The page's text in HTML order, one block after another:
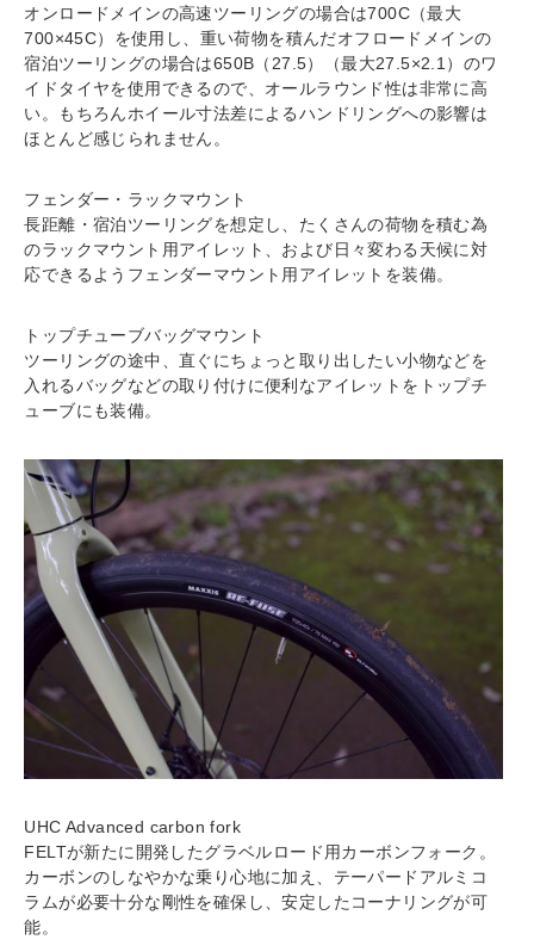
オンロードメインの高速ツーリングの場合は700C（最大
700×45C）を使用し、重い荷物を積んだオフロードメインの
宿泊ツーリングの場合は650B（27.5）（最大27.5×2.1）のワ
イドタイヤを使用できるので、オールラウンド性は非常に高
い。もちろんホイール寸法差によるハンドリングへの影響は
ほとんど感じられません。
フェンダー・ラックマウント
長距離・宿泊ツーリングを想定し、たくさんの荷物を積む為
のラックマウント用アイレット、および日々変わる天候に対
応できるようフェンダーマウント用アイレットを装備。
トップチューブバッグマウント
ツーリングの途中、直ぐにちょっと取り出したい小物などを
入れるバッグなどの取り付けに便利なアイレットをトップチ
ューブにも装備。
UHC Advanced carbon fork
FELTが新たに開発したグラベルロード用カーボンフォーク。
カーボンのしなやかな乗り心地に加え、テーパードアルミコ
ラムが必要十分な剛性を確保し、安定したコーナリングが可
能。